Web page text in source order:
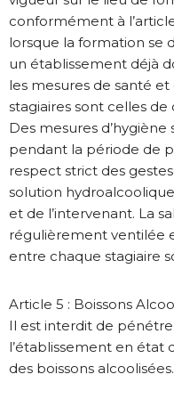
conformément à
lorsque la formation se
un établissement déjà
les mesures de santé
stagiaires sont celles
Des mesures
pendant la période de
respect strict des
solution
et de l’intervenant. La
régulièrement ventilée
entre chaque stagiaire
Article 5 : Boissons
Il est interdit de
l’établissement en état
des boissons alcoolisées.